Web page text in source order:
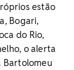
estão
Bogari,
do Rio,
o alerta
Bartolomeu